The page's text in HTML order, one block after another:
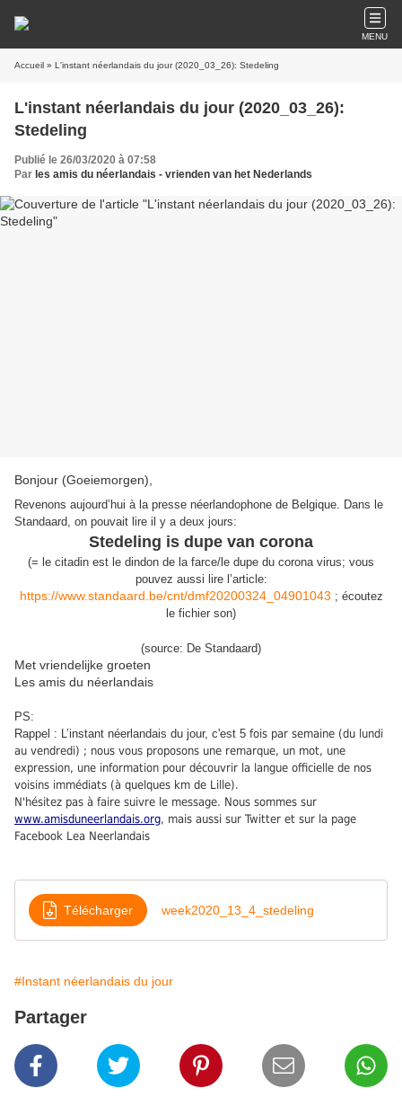
MENU
Accueil » L'instant néerlandais du jour (2020_03_26): Stedeling
L'instant néerlandais du jour (2020_03_26):
Stedeling
Publié le 26/03/2020 à 07:58
Par les amis du néerlandais - vrienden van het Nederlands
Bonjour (Goeiemorgen),
Revenons aujourd’hui à la presse néerlandophone de Belgique. Dans le
Standaard, on pouvait lire il y a deux jours:
Stedeling is dupe van corona
(= le citadin est le dindon de la farce/ le dupe du corona virus; vous
pouvez aussi lire l’article:
https://www.standaard.be/cnt/dmf20200324_04901043 ; écoutez
le fichier son)
(source: De Standaard)
Met vriendelijke groeten
Les amis du néerlandais
PS:
Rappel : L’instant néerlandais du jour, c'est 5 fois par semaine (du lundi
au vendredi) ; nous vous proposons une remarque, un mot, une
expression, une information pour découvrir la langue officielle de nos
voisins immédiats (à quelques km de Lille).
N'hésitez pas à faire suivre le message. Nous sommes sur
www.amisduneerlandais.org, mais aussi sur Twitter et sur la page
Facebook Lea Neerlandais
Télécharger week2020_13_4_stedeling
#Instant néerlandais du jour
Partager